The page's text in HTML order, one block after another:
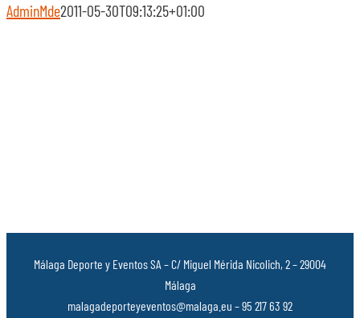
AdminMde2011-05-30T09:13:25+01:00
Málaga Deporte y Eventos SA – C/ Miguel Mérida Nicolich, 2 – 29004
Málaga
malagadeporteyeventos@malaga.eu – 95 217 63 92